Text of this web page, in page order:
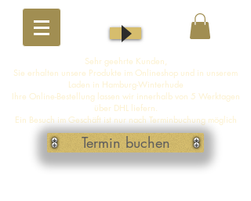
Sehr geehrte Kunden,
Sie erhalten unsere Produkte im Onlineshop und in unserem
Laden in Hamburg-Winterhude
Ihre Online-Bestellung lassen wir innerhalb von 5 Werktagen
über DHL liefern.
Ein Besuch im Geschäft ist nur nach Terminbuchung möglich
Termin buchen